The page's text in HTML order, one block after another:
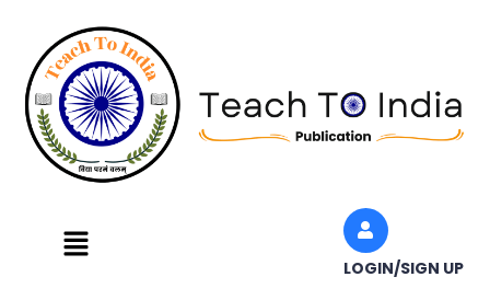
content
Menu
LOGIN/SIGN UP